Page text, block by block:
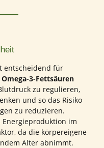
entscheidend für
Omega-3-Fettsäuren
zu regulieren,
und so das Risiko
zu reduzieren.
im
da die körpereigene
Alter abnimmt.